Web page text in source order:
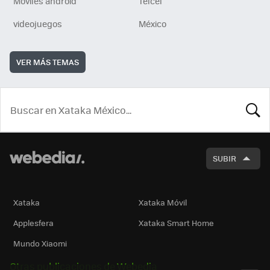
videojuegos
México
VER MÁS TEMAS
SUBIR
Xataka
Xataka Móvil
Applesfera
Xataka Smart Home
Mundo Xiaomi
Otras publicaciones de Webedia